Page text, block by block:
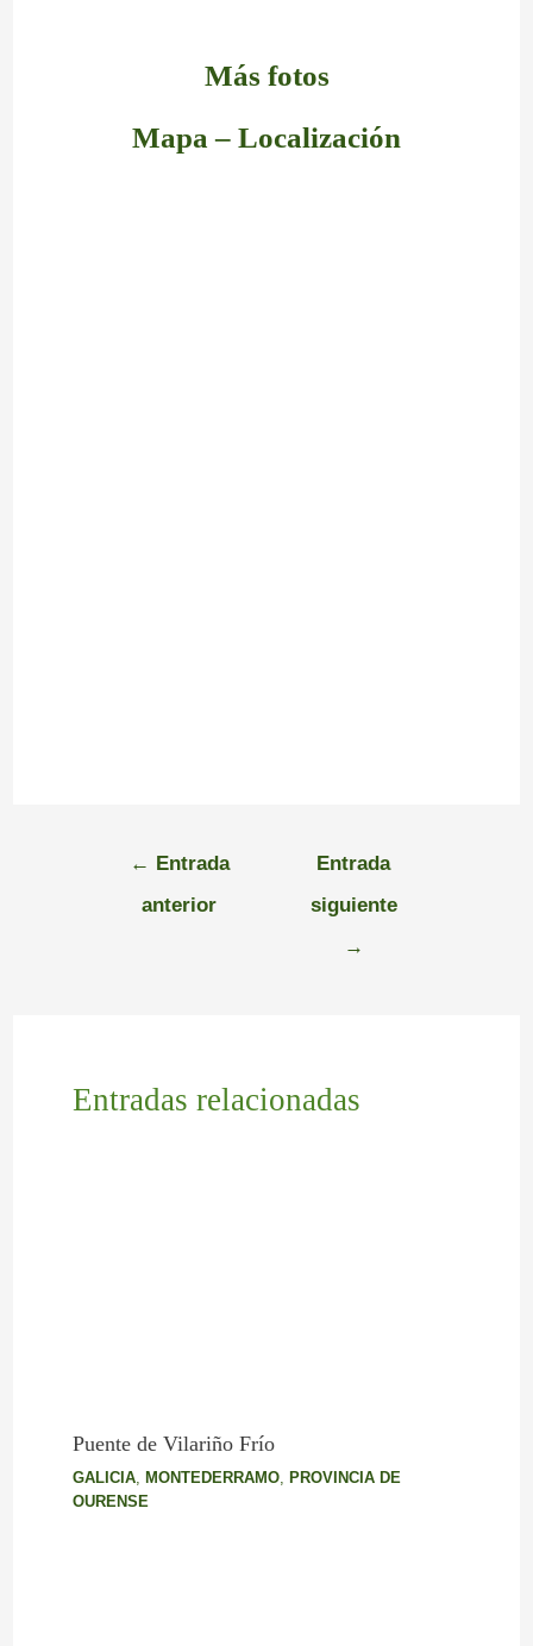
Más fotos
Mapa – Localización
← Entrada
anterior
Entrada
siguiente
→
Entradas relacionadas
Puente de Vilariño Frío
GALICIA, MONTEDERRAMO, PROVINCIA DE
OURENSE